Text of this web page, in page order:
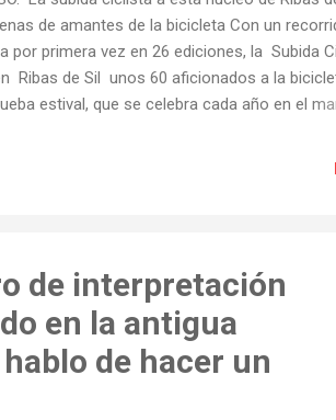
de amantes de la bicicleta Con un
por primera vez en 26 ediciones, la Subida
Ribas de Sil unos 60 aficionados a la
estival, que se celebra cada año en el
de interpretación
en la antigua
de hacer un